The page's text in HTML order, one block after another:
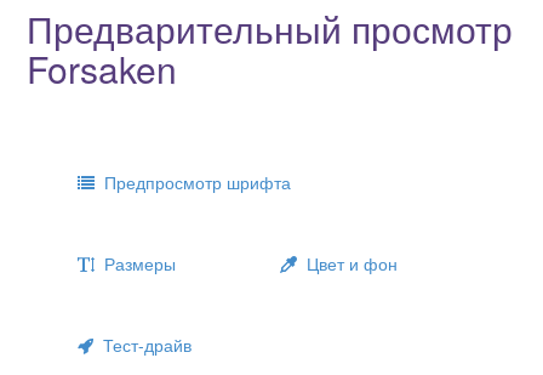
Предварительный просмотр
Forsaken
Предпросмотр шрифта
Размеры Цвет и фон
Тест-драйв